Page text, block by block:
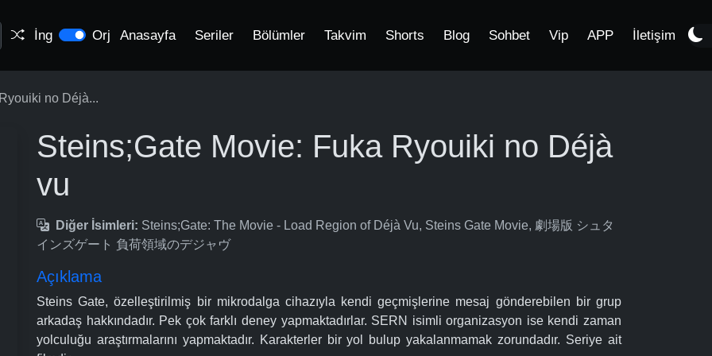
İng Orj Anasayfa Seriler Bölümler Takvim Shorts Blog Sohbet Vip APP İletişim
no Déjà...
Steins;Gate Movie: Fuka Ryouiki no Déjà
vu
Diğer İsimleri: Steins;Gate: The Movie - Load Region of Déjà Vu, Steins Gate Movie, 劇場版 シュタ
インズゲート 負荷領域のデジャヴ
Açıklama
Steins Gate, özelleştirilmiş bir mikrodalga cihazıyla kendi geçmişlerine mesaj gönderebilen bir grup
arkadaş hakkındadır. Pek çok farklı deney yapmaktadırlar. SERN isimli organizasyon ise kendi zaman
yolculuğu araştırmalarını yapmaktadır. Karakterler bir yol bulup yakalanmamak zorundadır. Seriye ait